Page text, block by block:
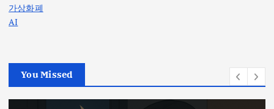
가상화폐
AI
You Missed